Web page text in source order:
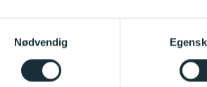
Nødvendig
Når * *
Skriv